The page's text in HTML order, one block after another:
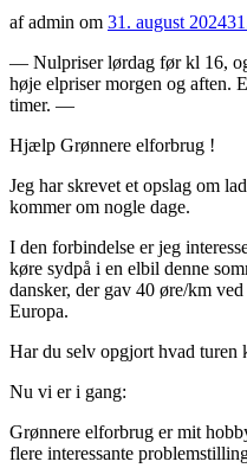
af admin om 31. august 2024
— Nulpriser lørdag før kl 16,
høje elpriser morgen og aften.
timer. —
Hjælp Grønnere elforbrug !
Jeg har skrevet et opslag om
kommer om nogle dage.
I den forbindelse er jeg
køre sydpå i en elbil denne
dansker, der gav 40 øre/km
Europa.
Har du selv opgjort hvad turen
Nu vi er i gang:
Grønnere elforbrug er mit
flere interessante